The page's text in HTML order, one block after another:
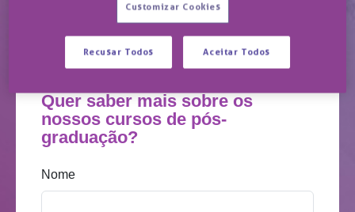
A Faculdade da BP - A Beneficência
Portuguesa de São Paulo
Customizar Cookies
Recusar Todos Aceitar Todos